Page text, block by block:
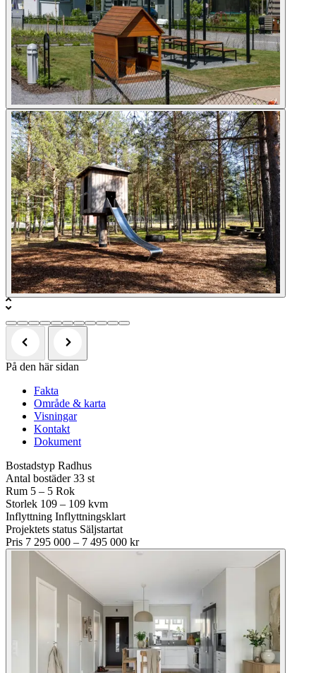
På den här sidan
Fakta
Område & karta
Visningar
Kontakt
Dokument
Bostadstyp Radhus
Antal bostäder 33 st
Rum 5 – 5 Rok
Storlek 109 – 109 kvm
Inflyttning Inflyttningsklart
Projektets status Säljstartat
Pris 7 295 000 – 7 495 000 kr